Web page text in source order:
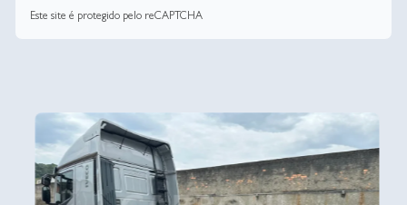
Este site é protegido pelo reCAPTCHA